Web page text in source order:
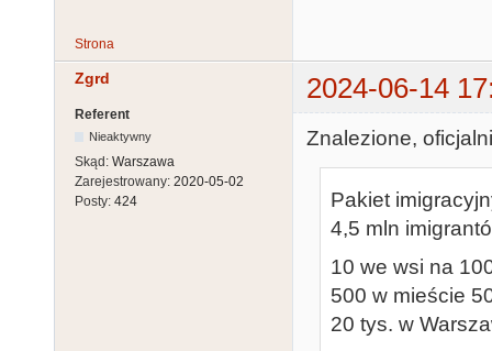
Strona
Zgrd 2024-06-14
Referent
Nieaktywny
Skąd: Warszawa
Zarejestrowany: 2020-05-02
Posty: 424
Znalezione,
Pakiet
4,5 mln
10 we wsi na
500 w mieście
20 tys. w